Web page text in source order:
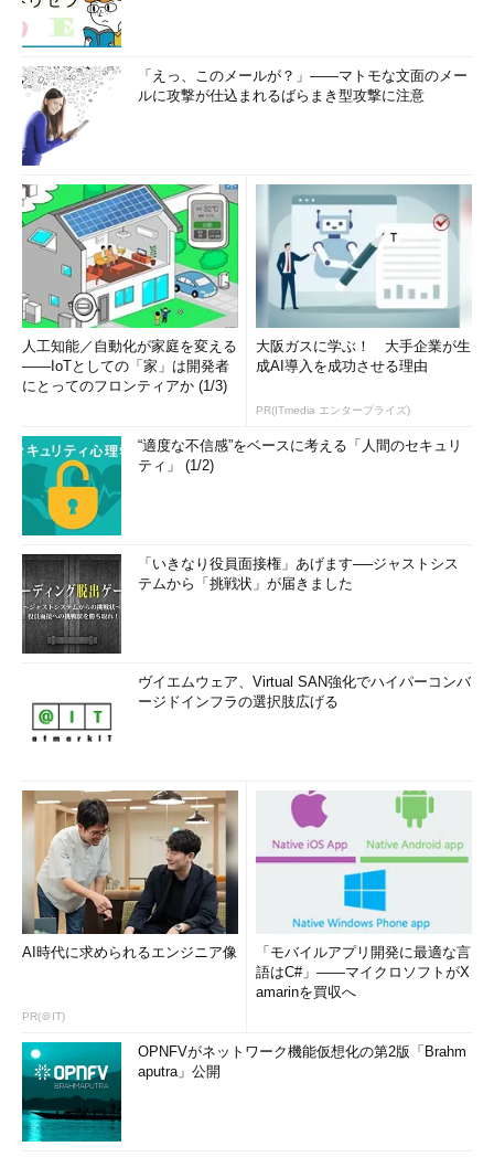
「えっ、このメールが？」――マトモな文面のメー
ルに攻撃が仕込まれるばらまき型攻撃に注意
人工知能／自動化が家庭を変える
――IoTとしての「家」は開発者
にとってのフロンティアか (1/3)
大阪ガスに学ぶ！ 大手企業が生
成AI導入を成功させる理由
PR(ITmedia エンタープライズ)
“適度な不信感”をベースに考える「人間のセキュリ
ティ」 (1/2)
「いきなり役員面接権」あげます──ジャストシス
テムから「挑戦状」が届きました
ヴイエムウェア、Virtual SAN強化でハイパーコンバ
ージドインフラの選択肢広げる
AI時代に求められるエンジニア像
PR(＠IT)
「モバイルアプリ開発に最適な言
語はC#」――マイクロソフトがX
amarinを買収へ
OPNFVがネットワーク機能仮想化の第2版「Brahm
aputra」公開